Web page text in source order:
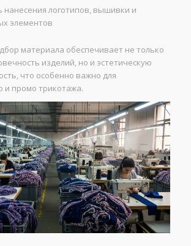
нанесения логотипов, вышивки и
элементов
материала обеспечивает не только
изделий, но и эстетическую
что особенно важно для
и промо трикотажа.